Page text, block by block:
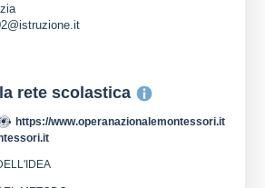
rete scolastica
https://www.operanazionalemontessori.it